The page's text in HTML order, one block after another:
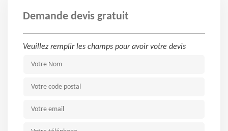
Demande devis gratuit
Veuillez remplir les champs pour avoir votre devis